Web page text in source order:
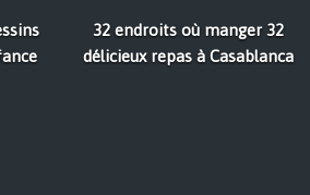
32 endroits où manger 32
délicieux repas à Casablanca